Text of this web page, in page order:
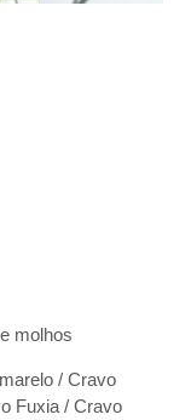
molhos
/ Cravo
Fuxia / Cravo